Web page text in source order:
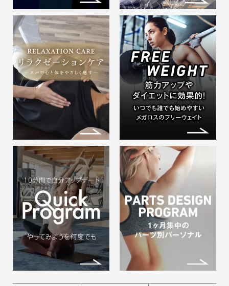
いつもメガロス草加をご利用くださ